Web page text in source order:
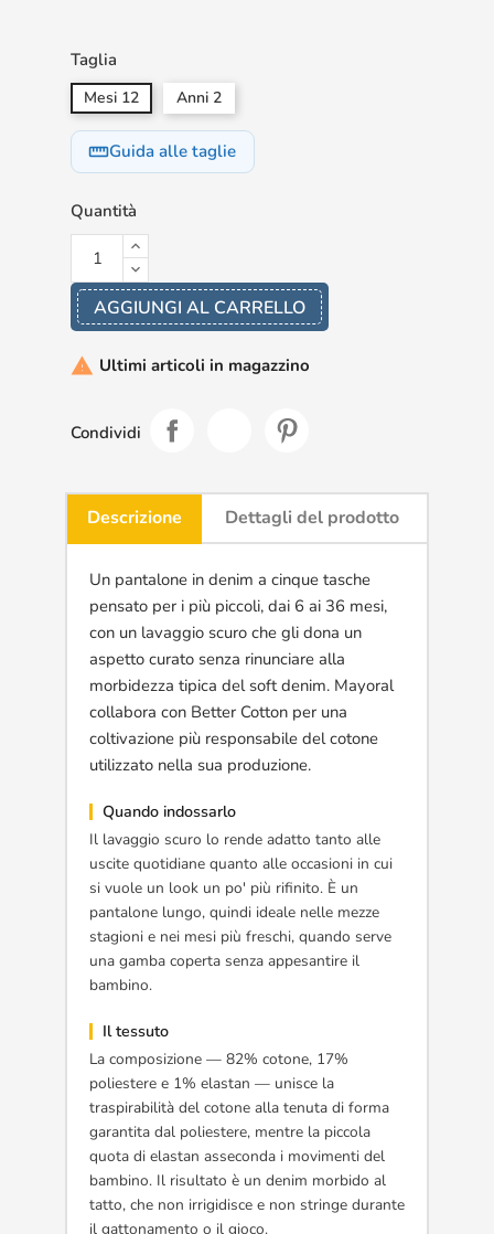
Taglia
Mesi 12 Anni 2
straightenGuida alle taglie
Quantità
AGGIUNGI AL CARRELLO
 Ultimi articoli in magazzino
Condividi
Descrizione Dettagli del prodotto
Un pantalone in denim a cinque tasche
pensato per i più piccoli, dai 6 ai 36 mesi,
con un lavaggio scuro che gli dona un
aspetto curato senza rinunciare alla
morbidezza tipica del soft denim. Mayoral
collabora con Better Cotton per una
coltivazione più responsabile del cotone
utilizzato nella sua produzione.
Quando indossarlo
Il lavaggio scuro lo rende adatto tanto alle
uscite quotidiane quanto alle occasioni in cui
si vuole un look un po' più rifinito. È un
pantalone lungo, quindi ideale nelle mezze
stagioni e nei mesi più freschi, quando serve
una gamba coperta senza appesantire il
bambino.
Il tessuto
La composizione — 82% cotone, 17%
poliestere e 1% elastan — unisce la
traspirabilità del cotone alla tenuta di forma
garantita dal poliestere, mentre la piccola
quota di elastan asseconda i movimenti del
bambino. Il risultato è un denim morbido al
tatto, che non irrigidisce e non stringe durante
il gattonamento o il gioco.